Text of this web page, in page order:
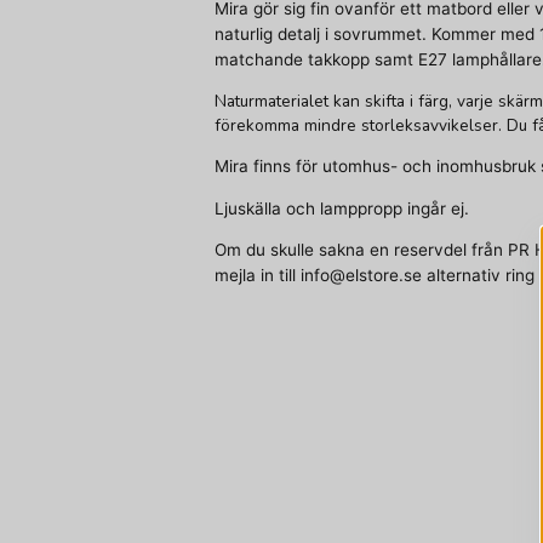
Mira gör sig fin ovanför ett matbord eller
naturlig detalj i sovrummet. Kommer med
matchande takkopp samt E27
Naturmaterialet kan skifta i färg, varje
förekomma mindre storleksavvikelser. Du
Mira finns för utomhus- och inomhusbruk
Ljuskälla och lamppropp ingår ej.
Om du skulle sakna en reservdel från PR
mejla in till info@elstore.se alternativ ring